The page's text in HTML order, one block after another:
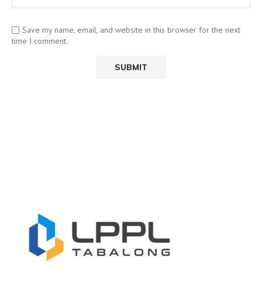
Save my name, email, and website in this browser for the next
time I comment.